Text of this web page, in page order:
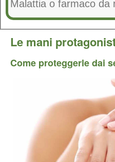
Le mani
Come proteggerle dai